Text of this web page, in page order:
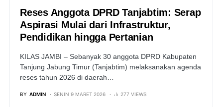
Reses Anggota DPRD Tanjabtim: Serap
Aspirasi Mulai dari Infrastruktur,
Pendidikan hingga Pertanian
KILAS JAMBI – Sebanyak 30 anggota DPRD Kabupaten
Tanjung Jabung Timur (Tanjabtim) melaksanakan agenda
reses tahun 2026 di daerah…
BY ADMIN SENIN 9 MARET 2026 277 VIEWS